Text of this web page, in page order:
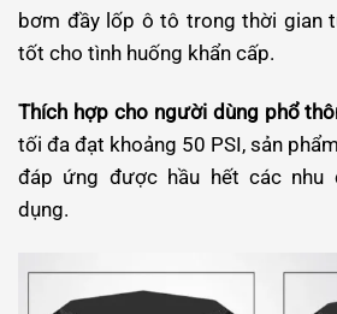
bơm đầy lốp ô tô trong thời gian
tốt cho tình huống khẩn cấp.
Thích hợp cho người dùng phổ
tối đa đạt khoảng 50 PSI, sản
đáp ứng được hầu hết các nhu
dụng.